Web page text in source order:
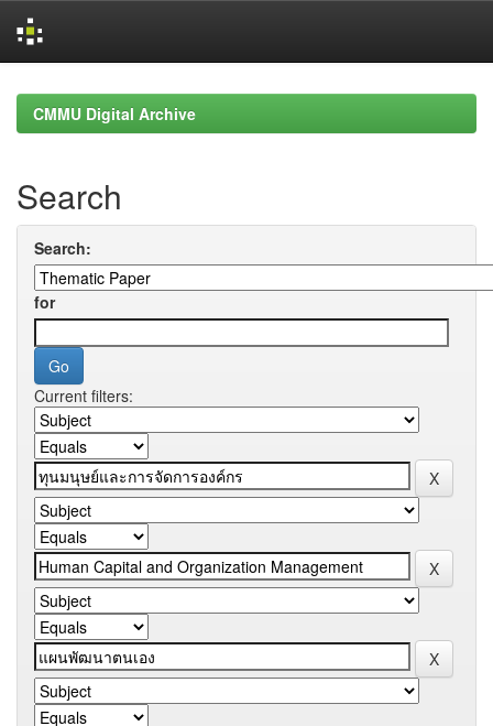
navigationCMMU Digital Archive
Search
Search:
for
Current filters: